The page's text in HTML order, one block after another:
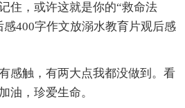
住，或许这就是你的“救命法
400字作文放溺水教育片观后感
感触，有两大点我都没做到。看
油，珍爱生命。